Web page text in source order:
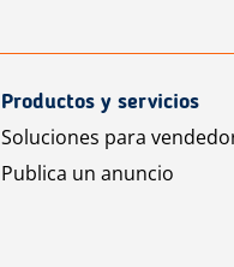
Productos y servicios
Soluciones para
Publica un anuncio